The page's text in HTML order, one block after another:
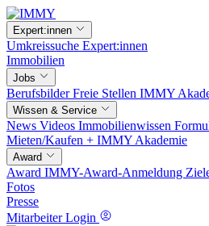
Expert:innen
Umkreissuche Expert:innen
Immobilien
Jobs
BerufsbilderFreie Stellen IMMY
Wissen & Service
News Videos Immobilienwissen
Mieten/Kaufen + IMMY Akademie
Award
Award IMMY-Award-Anmeldung
Fotos
Presse
Mitarbeiter Login